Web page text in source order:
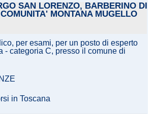
SAN LORENZO, BARBERINO DI
MONTANA MUGELLO
per esami, per un posto di esperto
- categoria C, presso il comune di
in Toscana